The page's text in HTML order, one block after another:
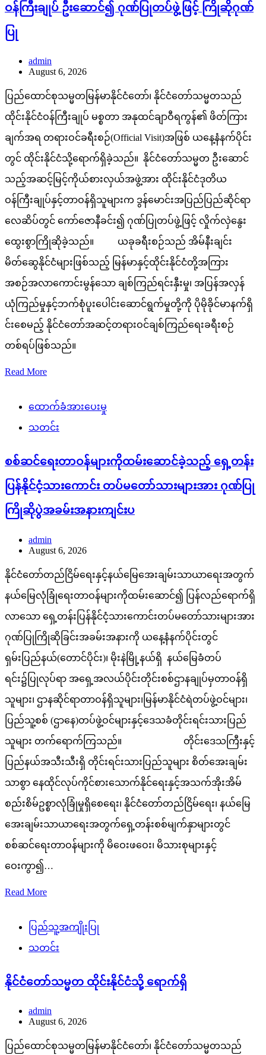
ဝန်ကြီးချုပ် ဦးဆောင်၍ ဂုဏ်ပြုတပ်ဖွဲ့ဖြင့် ကြိုဆိုဂုဏ်
ပြု
admin
August 6, 2026
ပြည်ထောင်စုသမ္မတမြန်မာနိုင်ငံတော်၊ နိုင်ငံတော်သမ္မတသည်
ထိုင်းနိုင်ငံဝန်ကြီးချုပ် မစ္စတာ အနုထင်ချာဝီရကွန်၏ ဖိတ်ကြား
ချက်အရ တရားဝင်ခရီးစဉ်(Official Visit)အဖြစ် ယနေ့နံနက်ပိုင်း
တွင် ထိုင်းနိုင်ငံသို့ရောက်ရှိခဲ့သည်။ နိုင်ငံတော်သမ္မတ ဦးဆောင်
သည့်အဆင့်မြင့်ကိုယ်စားလှယ်အဖွဲ့အား ထိုင်းနိုင်ငံဒုတိယ
ဝန်ကြီးချုပ်နှင့်တာဝန်ရှိသူများက ဒွန်မောင်းအပြည်ပြည်ဆိုင်ရာ
လေဆိပ်တွင် ကော်ဇောနီခင်း၍ ဂုဏ်ပြုတပ်ဖွဲ့ဖြင့် လှိုက်လှဲနွေး
ထွေးစွာကြိုဆိုခဲ့သည်။ ယခုခရီးစဉ်သည် အိမ်နီးချင်း
မိတ်ဆွေနိုင်ငံများဖြစ်သည့် မြန်မာနှင့်ထိုင်းနိုင်ငံတို့အကြား
အစဉ်အလာကောင်းမွန်သော ချစ်ကြည်ရင်းနှီးမှု၊ အပြန်အလှန်
ယုံကြည်မှုနှင့်ဘက်စုံပူးပေါင်းဆောင်ရွက်မှုတို့ကို ပိုမိုခိုင်မာနက်ရှိ
င်းစေမည့် နိုင်ငံတော်အဆင့်တရားဝင်ချစ်ကြည်ရေးခရီးစဉ်
တစ်ရပ်ဖြစ်သည်။
Read More
ထောက်ခံအားပေးမှု
သတင်း
စစ်ဆင်ရေးတာဝန်များကိုထမ်းဆောင်ခဲ့သည့် ရှေ့တန်း
ပြန်နိုင်ငံ့သားကောင်း တပ်မတော်သားများအား ဂုဏ်ပြု
ကြိုဆိုပွဲအခမ်းအနားကျင်းပ
admin
August 6, 2026
နိုင်ငံတော်တည်ငြိမ်ရေးနှင့်နယ်မြေအေးချမ်းသာယာရေးအတွက်
နယ်မြေလုံခြုံရေးတာဝန်များကိုထမ်းဆောင်၍ ပြန်လည်ရောက်ရှိ
လာသော ရှေ့တန်းပြန်နိုင်ငံ့သားကောင်းတပ်မတော်သားများအား
ဂုဏ်ပြုကြိုဆိုခြင်းအခမ်းအနားကို ယနေ့နံနက်ပိုင်းတွင်
ရှမ်းပြည်နယ်(တောင်ပိုင်း)၊ မိုးနဲမြို့နယ်ရှိ နယ်မြေခံတပ်
ရင်း၌ပြုလုပ်ရာ အရှေ့အလယ်ပိုင်းတိုင်းစစ်ဌာနချုပ်မှတာဝန်ရှိ
သူများ၊ ဌာနဆိုင်ရာတာဝန်ရှိသူများ၊မြန်မာနိုင်ငံရဲတပ်ဖွဲ့ဝင်များ၊
ပြည်သူ့စစ် (ဌာနေ)တပ်ဖွဲ့ဝင်များနှင့်ဒေသခံတိုင်းရင်းသားပြည်
သူများ တက်ရောက်ကြသည်။ တိုင်းဒေသကြီးနှင့်
ပြည်နယ်အသီးသီးရှိ တိုင်းရင်းသားပြည်သူများ စိတ်အေးချမ်း
သာစွာ နေထိုင်လုပ်ကိုင်စားသောက်နိုင်ရေးနှင့်အသက်အိုးအိမ်
စည်းစိမ်ဥစ္စာလုံခြုံမှုရှိစေရေး၊ နိုင်ငံတော်တည်ငြိမ်ရေး၊ နယ်မြေ
အေးချမ်းသာယာရေးအတွက်ရှေ့တန်းစစ်မျက်နှာများတွင်
စစ်ဆင်ရေးတာဝန်များကို မိဝေးဖဝေး၊ မိသားစုများနှင့်
ဝေးကွာ၍…
Read More
ပြည်သူ့အကျိုးပြု
သတင်း
နိုင်ငံတော်သမ္မတ ထိုင်းနိုင်ငံသို့ ရောက်ရှိ
admin
August 6, 2026
ပြည်ထောင်စုသမ္မတမြန်မာနိုင်ငံတော်၊ နိုင်ငံတော်သမ္မတသည်